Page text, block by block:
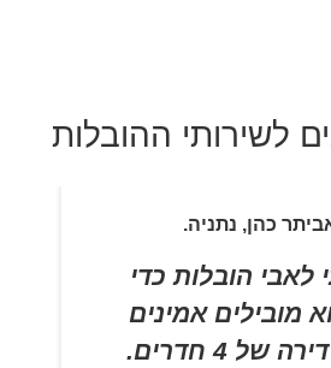
לשירותי ההובלות
לאבי הובלות כדי
מובילים אמינים
למעבר דירה של 4 חדרים.